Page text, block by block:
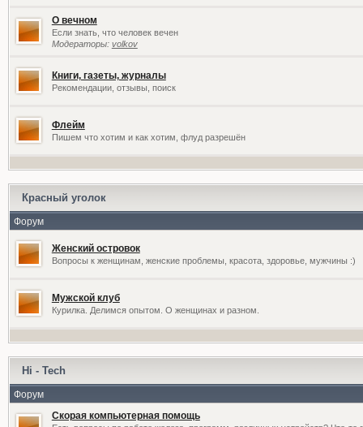
О вечном
Если знать, что человек вечен
Модераторы: volkov
Книги, газеты, журналы
Рекомендации, отзывы, поиск
Флейм
Пишем что хотим и как хотим, флуд разрешён
Красный уголок
Форум
Женский островок
Вопросы к женщинам, женские проблемы, красота, здоровье, мужчины :)
Мужской клуб
Курилка. Делимся опытом. О женщинах и разном.
Hi - Tech
Форум
Скорая компьютерная помощь